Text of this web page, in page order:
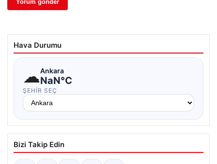
Hava Durumu
☁Ankara
NaN°C
ŞEHIR SEÇ
Bizi Takip Edin